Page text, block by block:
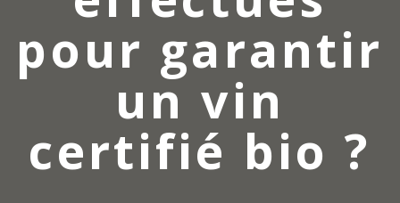
pour garantir
un vin
certifié bio ?